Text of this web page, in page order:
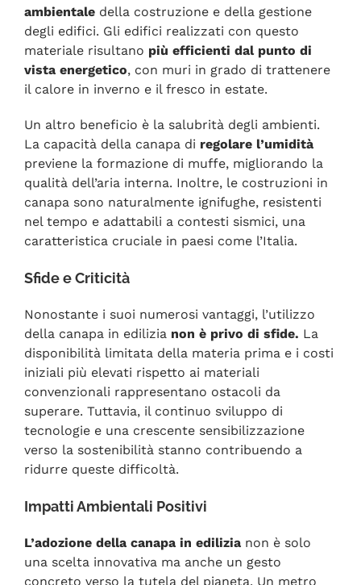
ambientale della costruzione e della gestione
degli edifici. Gli edifici realizzati con questo
materiale risultano più efficienti dal punto di
vista energetico, con muri in grado di trattenere
il calore in inverno e il fresco in estate.
Un altro beneficio è la salubrità degli ambienti.
La capacità della canapa di regolare l’umidità
previene la formazione di muffe, migliorando la
qualità dell’aria interna. Inoltre, le costruzioni in
canapa sono naturalmente ignifughe, resistenti
nel tempo e adattabili a contesti sismici, una
caratteristica cruciale in paesi come l’Italia.
Sfide e Criticità
Nonostante i suoi numerosi vantaggi, l’utilizzo
della canapa in edilizia non è privo di sfide. La
disponibilità limitata della materia prima e i costi
iniziali più elevati rispetto ai materiali
convenzionali rappresentano ostacoli da
superare. Tuttavia, il continuo sviluppo di
tecnologie e una crescente sensibilizzazione
verso la sostenibilità stanno contribuendo a
ridurre queste difficoltà.
Impatti Ambientali Positivi
L’adozione della canapa in edilizia non è solo
una scelta innovativa ma anche un gesto
concreto verso la tutela del pianeta. Un metro